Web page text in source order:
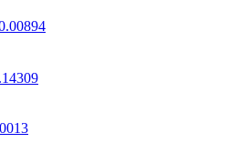
tăng giá trị đều đặn